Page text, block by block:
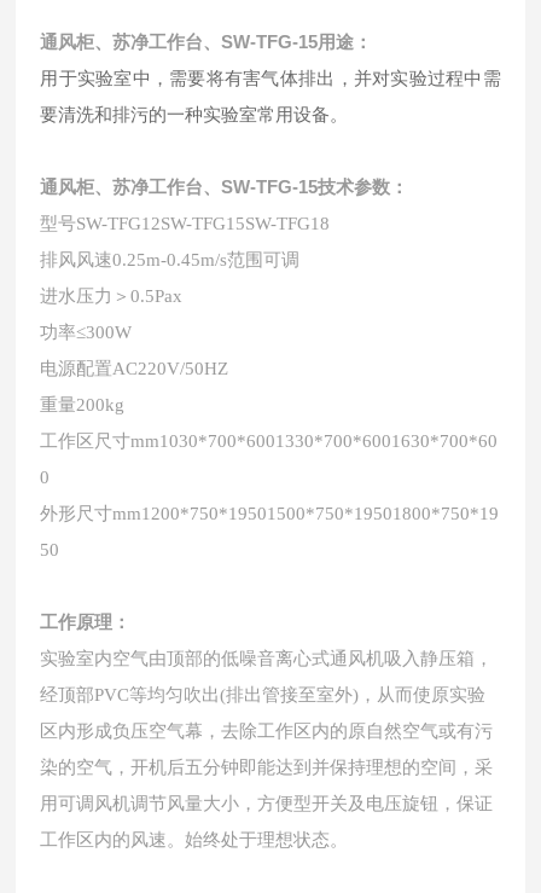
通风柜、苏净工作台、SW-TFG-15用途：
用于实验室中，需要将有害气体排出，并对实验过程中需
要清洗和排污的一种实验室常用设备。
通风柜、苏净工作台、SW-TFG-15技术参数：
型号SW-TFG12SW-TFG15SW-TFG18
排风风速0.25m-0.45m/s范围可调
进水压力 ＞0.5Pax
功率≤300W
电源配置AC220V/50HZ
重量200kg
工作区尺寸mm1030*700*6001330*700*6001630*700*60
0
外形尺寸mm1200*750*19501500*750*19501800*750*19
50
工作原理：
实验室内空气由顶部的低噪音离心式通风机吸入静压箱，
经顶部PVC等均匀吹出(排出管接至室外) ，从而使原实验
区内形成负压空气幕，去除工作区内的原自然空气或有污
染的空气，开机后五分钟即能达到并保持理想的空间，采
用可调风机调节风量大小，方便型开关及电压旋钮，保证
工作区内的风速。始终处于理想状态。